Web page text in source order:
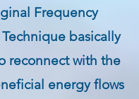
Frequency
basically
reconnect with the
energy flows